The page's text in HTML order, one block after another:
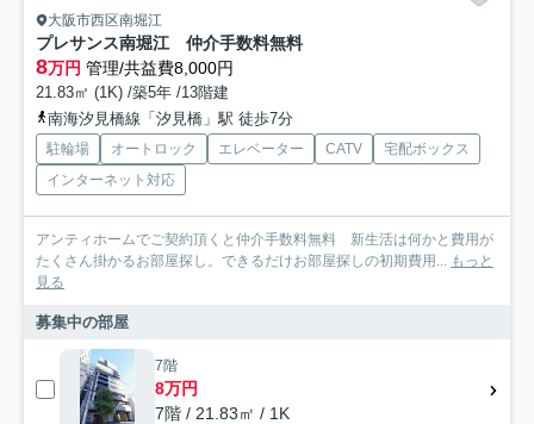
大阪市西区南堀江
プレサンス南堀江 仲介手数料無料
8万円 管理/共益費8,000円
21.83㎡ (1K) /築5年 /13階建
南海汐見橋線「汐見橋」駅 徒歩7分
駐輪場 オートロック エレベーター CATV
宅配ボックス
インターネット対応
アンティホームでご契約頂くと仲介手数料無料 新生活は何かと費用が
たくさん掛かるお部屋探し。できるだけお部屋探しの初期費用... もっと
見る
募集中の部屋
7階
8万円
7階 / 21.83㎡ / 1K